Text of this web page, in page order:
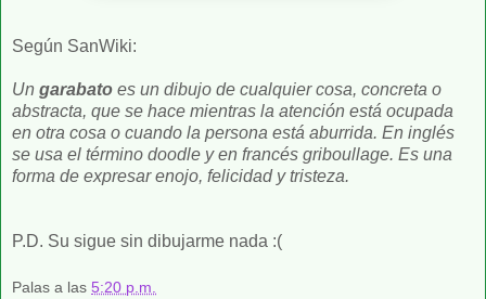
Según SanWiki:
Un garabato es un dibujo de cualquier cosa, concreta o
abstracta, que se hace mientras la atención está ocupada
en otra cosa o cuando la persona está aburrida. En inglés
se usa el término doodle y en francés griboullage. Es una
forma de expresar enojo, felicidad y tristeza.
P.D. Su sigue sin dibujarme nada :(
Palas a las 5:20 p.m.